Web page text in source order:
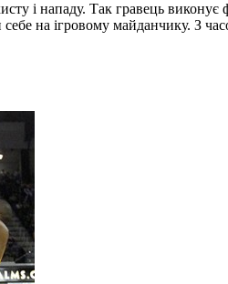
і нападу. Так гравець виконує
на ігровому майданчику. З